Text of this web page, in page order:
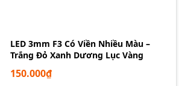
LED 3mm F3 Có Viền Nhiều Màu –
Trắng Đỏ Xanh Dương Lục Vàng
150.000₫